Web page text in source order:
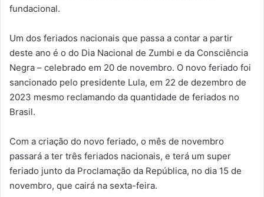
fundacional.
Um dos feriados nacionais que passa a contar a partir
deste ano é o do Dia Nacional de Zumbi e da Consciência
Negra – celebrado em 20 de novembro. O novo feriado foi
sancionado pelo presidente Lula, em 22 de dezembro de
2023 mesmo reclamando da quantidade de feriados no
Brasil.
Com a criação do novo feriado, o mês de novembro
passará a ter três feriados nacionais, e terá um super
feriado junto da Proclamação da República, no dia 15 de
novembro, que cairá na sexta-feira.